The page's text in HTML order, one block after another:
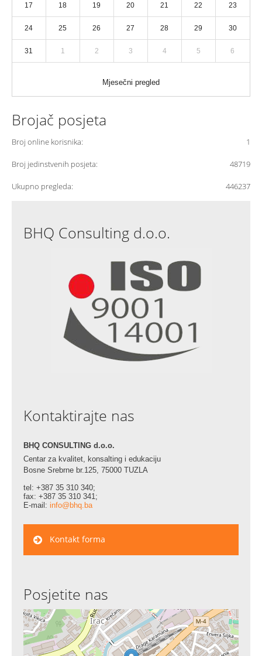
17 18 19 20 21 22 23
24 25 26 27 28 29 30
31 1 2 3 4 5 6
Mjesečni pregled
Brojač posjeta
Broj online korisnika: 1
Broj jedinstvenih posjeta: 48719
Ukupno pregleda: 446237
BHQ Consulting d.o.o.
Kontaktirajte nas
BHQ CONSULTING d.o.o.
Centar za kvalitet, konsalting i edukaciju
Bosne Srebrne br.125, 75000 TUZLA
tel: +387 35 310 340;
fax: +387 35 310 341;
E-mail: info@bhq.ba
Kontakt forma
Posjetite nas